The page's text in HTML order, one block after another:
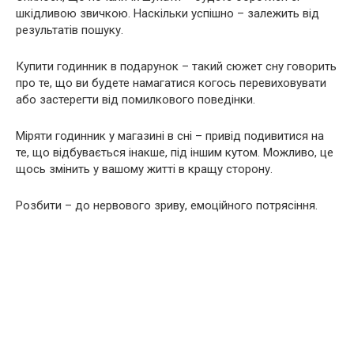
шкідливою звичкою. Наскільки успішно – залежить від
результатів пошуку.
Купити годинник в подарунок – такий сюжет сну говорить
про те, що ви будете намагатися когось перевиховувати
або застерегти від помилкового поведінки.
Міряти годинник у магазині в сні – привід подивитися на
те, що відбувається інакше, під іншим кутом. Можливо, це
щось змінить у вашому житті в кращу сторону.
Розбити – до нервового зриву, емоційного потрясіння.